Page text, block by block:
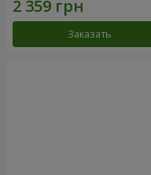
Заказать